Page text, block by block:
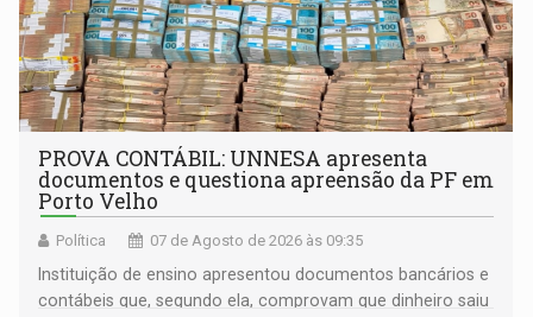
PROVA CONTÁBIL: UNNESA apresenta
documentos e questiona apreensão da PF em
Porto Velho
Política 07 de Agosto de 2026 às 09:35
Instituição de ensino apresentou documentos bancários e
contábeis que, segundo ela, comprovam que dinheiro saiu